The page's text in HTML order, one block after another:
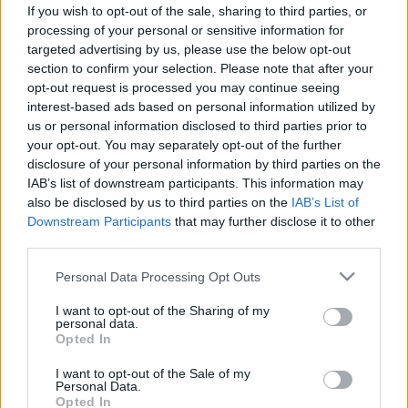
If you wish to opt-out of the sale, sharing to third parties, or
processing of your personal or sensitive information for
targeted advertising by us, please use the below opt-out
section to confirm your selection. Please note that after your
opt-out request is processed you may continue seeing
interest-based ads based on personal information utilized by
us or personal information disclosed to third parties prior to
your opt-out. You may separately opt-out of the further
disclosure of your personal information by third parties on the
IAB’s list of downstream participants. This information may
also be disclosed by us to third parties on the IAB’s List of
Downstream Participants that may further disclose it to other
Please note that this website/app uses one or more Google
not limited to your visit or usage behaviour. You may click to
grant or deny consent to Google and its third-party tags to
use your data for below specified purposes in below Google
consent section.
Personal Data Processing Opt Outs
I want to opt-out of the Sharing of my
personal data.
Opted In
I want to opt-out of the Sale of my
Personal Data.
Opted In
szervi problémákhoz vezethet